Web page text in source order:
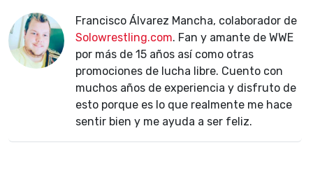
Francisco Álvarez Mancha, colaborador de
Solowrestling.com. Fan y amante de WWE
por más de 15 años así como otras
promociones de lucha libre. Cuento con
muchos años de experiencia y disfruto de
esto porque es lo que realmente me hace
sentir bien y me ayuda a ser feliz.